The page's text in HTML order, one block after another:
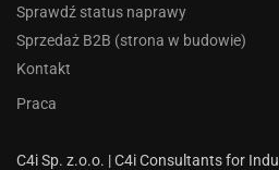
Sprawdź status naprawy
Sprzedaż B2B (strona w budowie)
Kontakt
Praca
C4i Sp. z.o.o. | C4i Consultants for